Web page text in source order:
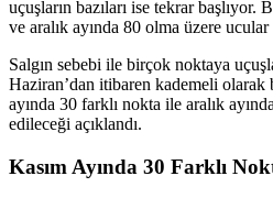
uçuşların bazıları ise tekrar başlıyor.
ve aralık ayında 80 olma üzere
Salgın sebebi ile birçok noktaya
Haziran’dan itibaren kademeli olarak
ayında 30 farklı nokta ile aralık
edileceği açıklandı.
Kasım Ayında 30 Farklı